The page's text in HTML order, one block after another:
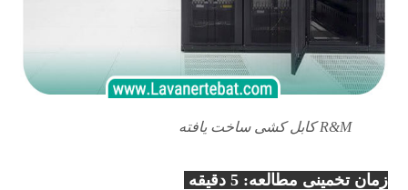
R&M کابل کشی ساخت یافته
زمان تخمینی مطالعه: 5 دقیقه